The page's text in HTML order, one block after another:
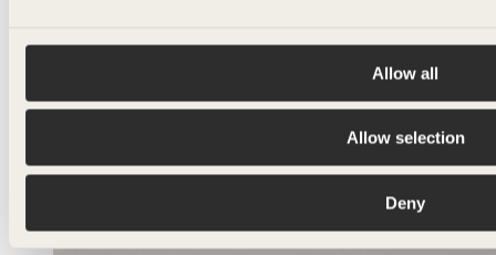
Allow all
Allow selection
Deny